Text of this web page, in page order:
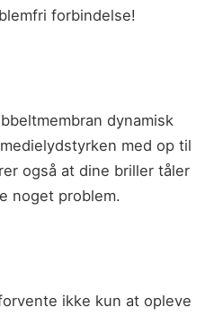
forbindelse!
dynamisk
med op til
også at dine briller tåler
noget problem.
ikke kun at opleve